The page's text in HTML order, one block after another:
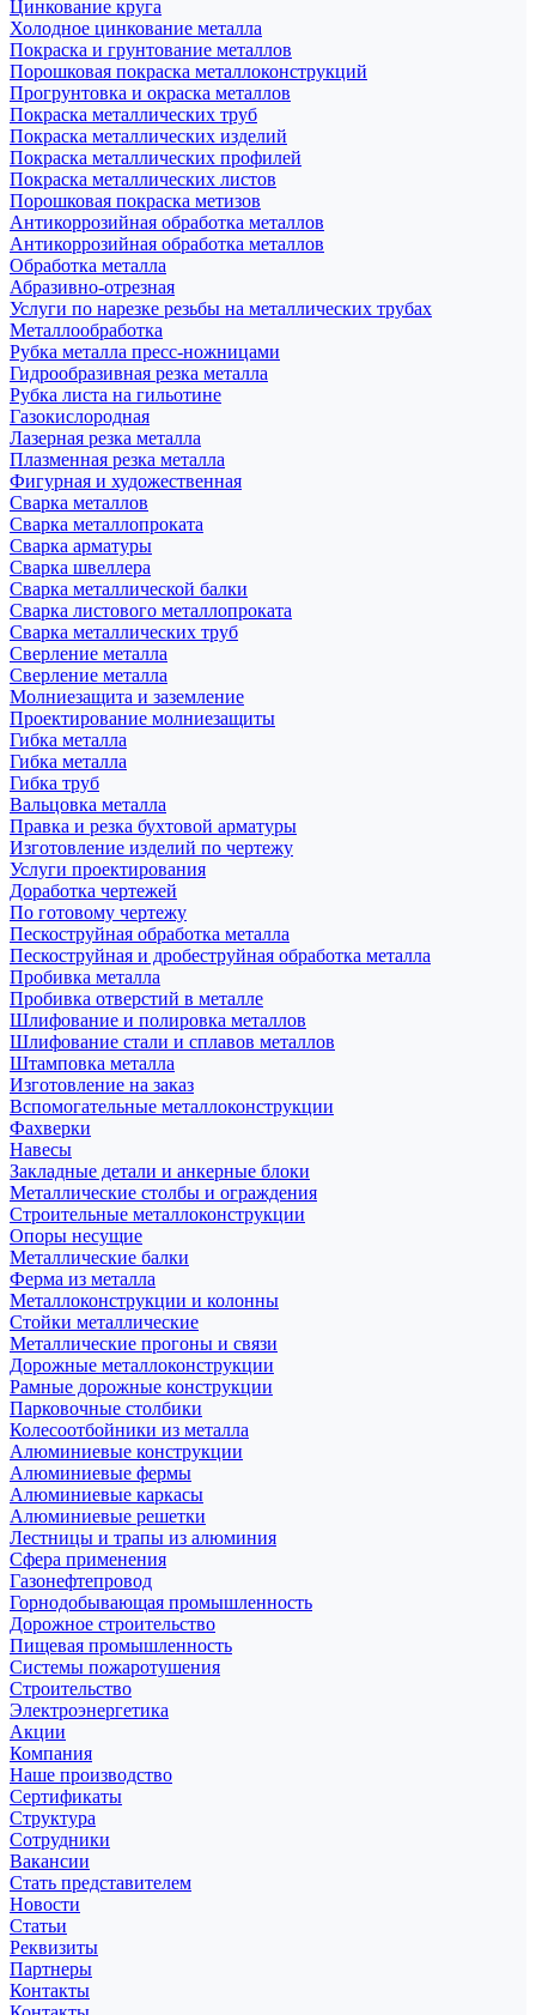
Цинкование круга
Холодное цинкование металла
Покраска и грунтование металлов
Порошковая покраска металлоконструкций
Прогрунтовка и окраска металлов
Покраска металлических труб
Покраска металлических изделий
Покраска металлических профилей
Покраска металлических листов
Порошковая покраска метизов
Антикоррозийная обработка металлов
Антикоррозийная обработка металлов
Обработка металла
Абразивно-отрезная
Услуги по нарезке резьбы на металлических трубах
Металлообработка
Рубка металла пресс-ножницами
Гидрообразивная резка металла
Рубка листа на гильотине
Газокислородная
Лазерная резка металла
Плазменная резка металла
Фигурная и художественная
Сварка металлов
Сварка металлопроката
Сварка арматуры
Сварка швеллера
Сварка металлической балки
Сварка листового металлопроката
Сварка металлических труб
Сверление металла
Сверление металла
Молниезащита и заземление
Проектирование молниезащиты
Гибка металла
Гибка металла
Гибка труб
Вальцовка металла
Правка и резка бухтовой арматуры
Изготовление изделий по чертежу
Услуги проектирования
Доработка чертежей
По готовому чертежу
Пескоструйная обработка металла
Пескоструйная и дробеструйная обработка металла
Пробивка металла
Пробивка отверстий в металле
Шлифование и полировка металлов
Шлифование стали и сплавов металлов
Штамповка металла
Изготовление на заказ
Вспомогательные металлоконструкции
Фахверки
Навесы
Закладные детали и анкерные блоки
Металлические столбы и ограждения
Строительные металлоконструкции
Опоры несущие
Металлические балки
Ферма из металла
Металлоконструкции и колонны
Стойки металлические
Металлические прогоны и связи
Дорожные металлоконструкции
Рамные дорожные конструкции
Парковочные столбики
Колесоотбойники из металла
Алюминиевые конструкции
Алюминиевые фермы
Алюминиевые каркасы
Алюминиевые решетки
Лестницы и трапы из алюминия
Сфера применения
Газонефтепровод
Горнодобывающая промышленность
Дорожное строительство
Пищевая промышленность
Системы пожаротушения
Строительство
Электроэнергетика
Акции
Компания
Наше производство
Сертификаты
Структура
Сотрудники
Вакансии
Стать представителем
Новости
Статьи
Реквизиты
Партнеры
Контакты